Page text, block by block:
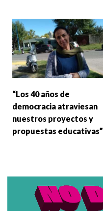
“Los 40 años de
democracia atraviesan
nuestros proyectos y
propuestas educativas”